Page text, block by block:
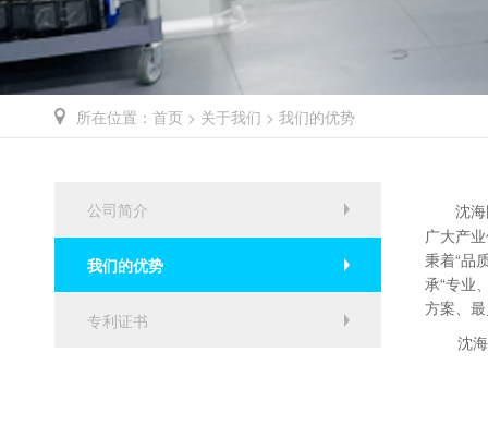
所在位置： 首页 > 关于我们 > 我们的优势
公司简介
我们的优势
专利证书
沈
广大产
秉着“品
承“专业
方案、
沈海